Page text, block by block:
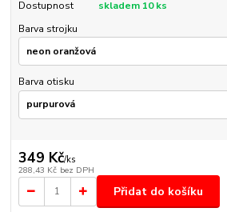
Dostupnost
skladem 10 ks
Barva strojku
Barva otisku
349 Kč/ks
288,43 Kč bez DPH
Přidat do košíku